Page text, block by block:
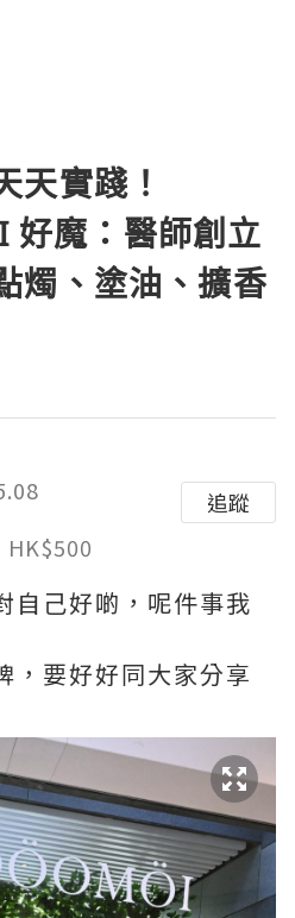
天實踐！
好魔：醫師創立
燭、塗油、擴香
HK$500
追蹤
自己好啲，呢件事我
，要好好同大家分享